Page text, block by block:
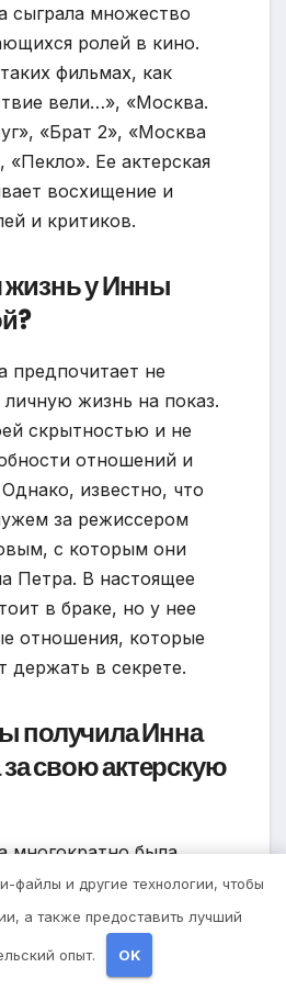
сыграла множество
ролей в кино.
фильмах, как
вели…», «Москва.
«Брат 2», «Москва
«Пекло». Ее актерская
восхищение и
и критиков.
жизнь у Инны
предпочитает не
жизнь на показ.
скрытностью и не
отношений и
известно, что
за режиссером
с которым они
Петра. В настоящее
в браке, но у нее
отношения, которые
держать в секрете.
получила Инна
свою актерскую
многократно была
и премиями за свою
Она получила премию
женскую роль в
со всеми», а также была
файлы и другие технологии, чтобы
а также предоставить лучший
опыт. OK